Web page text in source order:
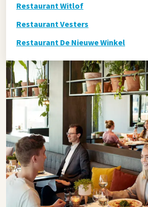
Restaurant Witlof
Restaurant Vesters
Restaurant De Nieuwe Winkel